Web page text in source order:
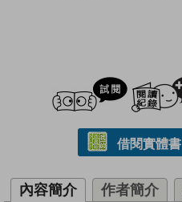
試閲
借閱實體書
內容簡介 作者簡介